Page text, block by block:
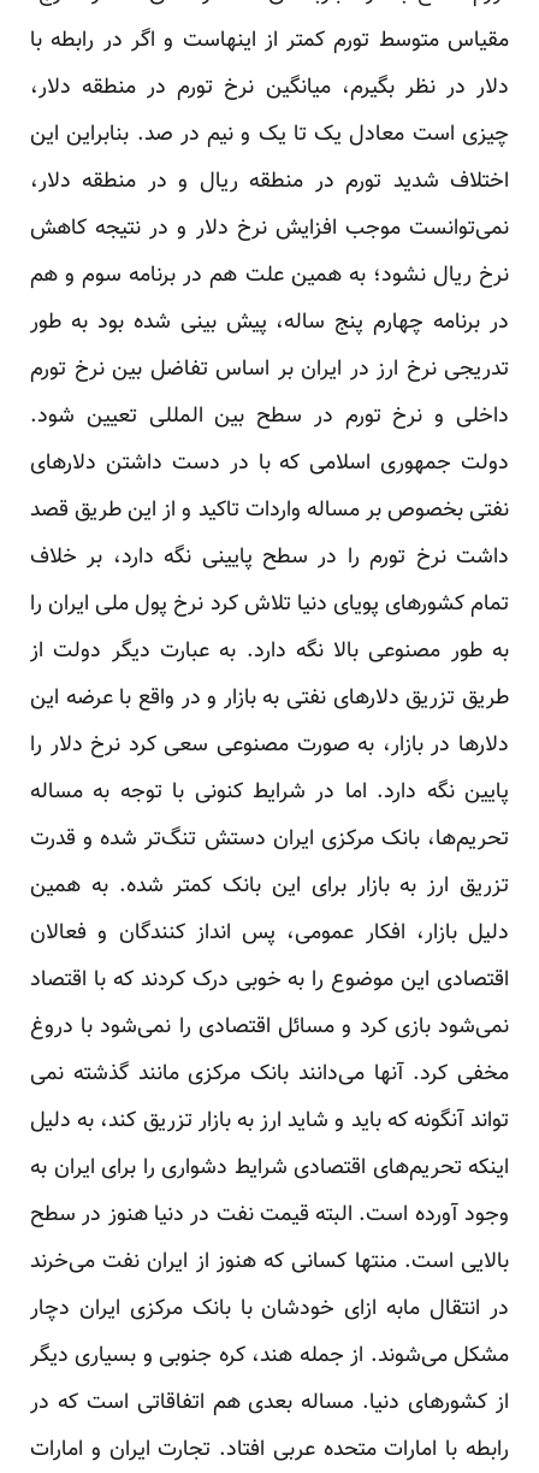
مقیاس متوسط تورم کمتر از اینهاست و اگر در رابطه با
دلار در نظر بگیرم، میانگین نرخ تورم در منطقه دلار،
چیزی است معادل یک تا یک و نیم در صد. بنابراین این
اختلاف شدید تورم در منطقه ریال و در منطقه دلار،
نمی‌توانست موجب افزایش نرخ دلار و در نتیجه کاهش
نرخ ریال نشود؛ به همین علت هم در برنامه سوم و هم
در برنامه چهارم پنج ساله، پیش بینی شده بود به طور
تدریجی نرخ ارز در ایران بر اساس تفاضل بین نرخ تورم
داخلی و نرخ تورم در سطح بین المللی تعیین شود.
دولت جمهوری اسلامی که با در دست داشتن دلارهای
نفتی بخصوص بر مساله واردات تاکید و از این طریق قصد
داشت نرخ تورم را در سطح پایینی نگه دارد، بر خلاف
تمام کشورهای پویای دنیا تلاش کرد نرخ پول ملی ایران را
به طور مصنوعی بالا نگه دارد. به عبارت دیگر دولت از
طریق تزریق دلارهای نفتی به بازار و در واقع با عرضه این
دلار‌ها در بازار، به صورت مصنوعی سعی کرد نرخ دلار را
پایین نگه دارد. اما در شرایط کنونی با توجه به مساله
تحریم‌ها، بانک مرکزی ایران دستش تنگ‌تر شده و قدرت
تزریق ارز به بازار برای این بانک کمتر‌ شده. به همین
دلیل بازار، افکار عمومی، پس انداز کنندگان و فعالان
اقتصادی این موضوع را به خوبی درک کردند که با اقتصاد
نمی‌شود بازی کرد و مسائل اقتصادی را نمی‌شود با دروغ
مخفی کرد. آنها می‌دانند بانک مرکزی مانند گذشته نمی
تواند آنگونه که باید و شاید ارز به بازار تزریق کند، به دلیل
اینکه تحریم‌های اقتصادی شرایط دشواری را برای ایران به
وجود آورده است. البته قیمت نفت در دنیا هنوز در سطح
بالایی است. منتها کسانی که هنوز از ایران نفت می‌خرند
در انتقال مابه ازای خودشان با بانک مرکزی ایران دچار
مشکل می‌شوند. از جمله هند، کره جنوبی و بسیاری دیگر
از کشورهای دنیا. مساله بعدی هم اتفاقاتی است که در
رابطه با امارات متحده عربی افتاد. تجارت ایران و امارات